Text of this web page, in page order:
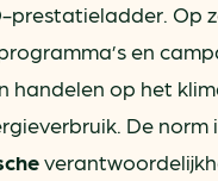
prestatieladder. Op
en
handelen op het
De